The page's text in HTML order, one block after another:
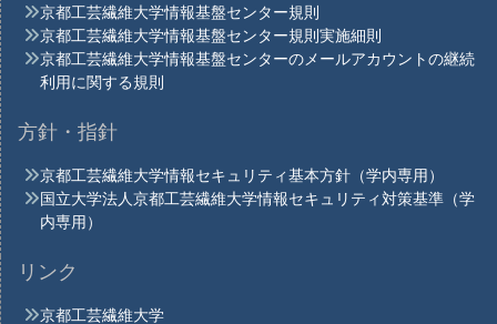
京都工芸繊維大学情報基盤センター規則
京都工芸繊維大学情報基盤センター規則実施細則
京都工芸繊維大学情報基盤センターのメールアカウントの継続
利用に関する規則
方針・指針
京都工芸繊維大学情報セキュリティ基本方針（学内専用）
国立大学法人京都工芸繊維大学情報セキュリティ対策基準（学
内専用）
リンク
京都工芸繊維大学